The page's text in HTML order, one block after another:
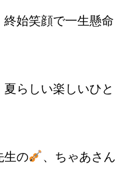
始笑顔で一生懸命
らしい楽しいひと
生の
、ちゃあさん